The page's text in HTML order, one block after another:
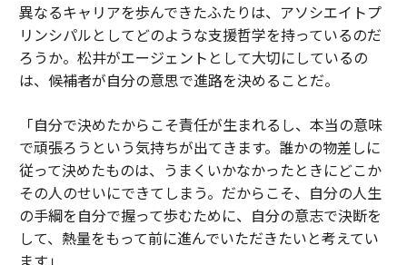
異なるキャリアを歩んできたふたりは、アソシエイトプ
リンシパルとしてどのような支援哲学を持っているのだ
ろうか。松井がエージェントとして大切にしているの
は、候補者が自分の意思で進路を決めることだ。
「自分で決めたからこそ責任が生まれるし、本当の意味
で頑張ろうという気持ちが出てきます。誰かの物差しに
従って決めたものは、うまくいかなかったときにどこか
その人のせいにできてしまう。だからこそ、自分の人生
の手綱を自分で握って歩むために、自分の意志で決断を
して、熱量をもって前に進んでいただきたいと考えてい
ます」